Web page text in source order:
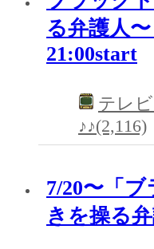
る弁護人
21:00start
テレ
♪♪(2,116)
7/20〜「
きを操る